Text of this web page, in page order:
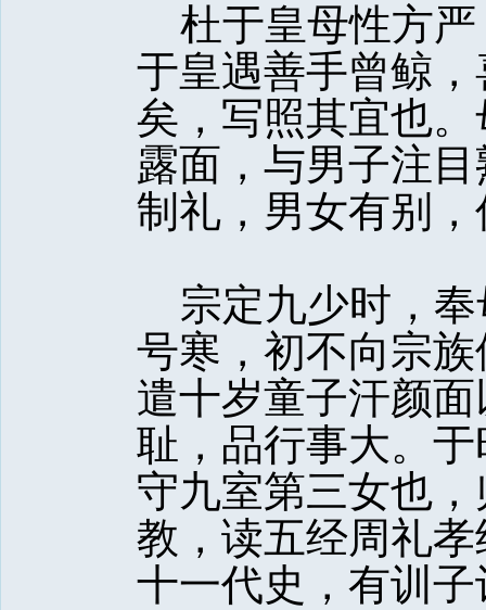
杜于皇母性方严
于皇遇善手曾鲸
矣，写照其宜也
露面，与男子注
制礼，男女有别
宗定九少时，奉
号寒，初不向宗
遣十岁童子汗颜
耻，品行事大。
守九室第三女也
教，读五经周礼
十一代史，有训